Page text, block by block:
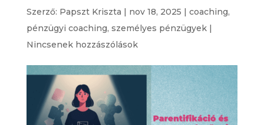
Szerző: Papszt Kriszta | nov 18, 2025 | coaching,
pénzügyi coaching, személyes pénzügyek|
Nincsenek hozzászólások